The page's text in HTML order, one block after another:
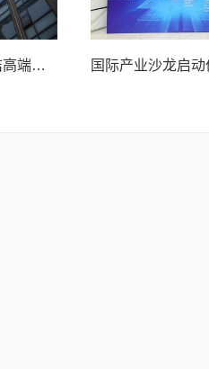
“公元713”南丰蜜桔高端品牌，千年贡桔：帝王之选，与君共享！品牌宣传片发布